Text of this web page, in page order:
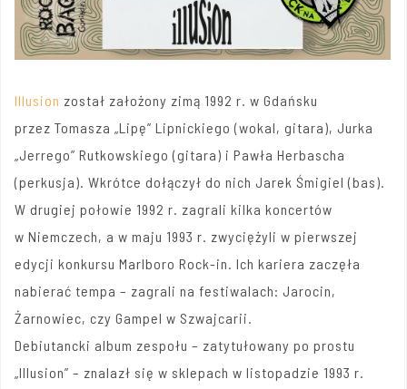
Illusion został założony zimą 1992 r. w Gdańsku
przez Tomasza „Lipę” Lipnickiego (wokal, gitara), Jurka
„Jerrego” Rutkowskiego (gitara) i Pawła Herbascha
(perkusja). Wkrótce dołączył do nich Jarek Śmigiel (bas).
W drugiej połowie 1992 r. zagrali kilka koncertów
w Niemczech, a w maju 1993 r. zwyciężyli w pierwszej
edycji konkursu Marlboro Rock-in. Ich kariera zaczęła
nabierać tempa – zagrali na festiwalach: Jarocin,
Żarnowiec, czy Gampel w Szwajcarii.
Debiutancki album zespołu – zatytułowany po prostu
„Illusion” – znalazł się w sklepach w listopadzie 1993 r.